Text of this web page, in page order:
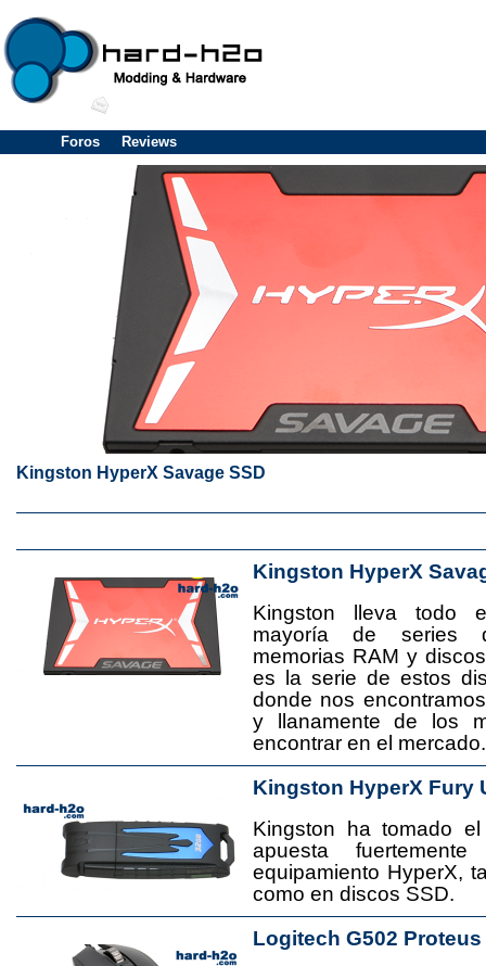
Foros Reviews
Kingston HyperX Savage SSD
Kingston HyperX
Kingston lleva todo
mayoría de series
memorias RAM y
es la serie de estos
donde nos
y llanamente de los
encontrar en el mercado.
Kingston HyperX Fury
Kingston ha tomado
apuesta
equipamiento HyperX,
como en discos SSD.
Logitech G502 Proteus